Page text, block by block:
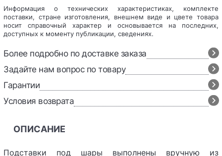
Информация о технических характеристиках, комплекте
поставки, стране изготовления, внешнем виде и цвете товара
носит справочный характер и основывается на последних,
доступных к моменту публикации, сведениях.
Более подробно по доставке заказа
Задайте нам вопрос по товару
Гарантии
Условия возврата
ОПИСАНИЕ
Подставки под шары выполнены вручную из